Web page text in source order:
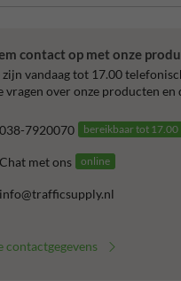
contact op met onze
zijn vandaag tot 17.00
vragen over onze producten en
038-7920070 bereikbaar tot 17.00
Chat met ons online
info@trafficsupply.nl
contactgegevens